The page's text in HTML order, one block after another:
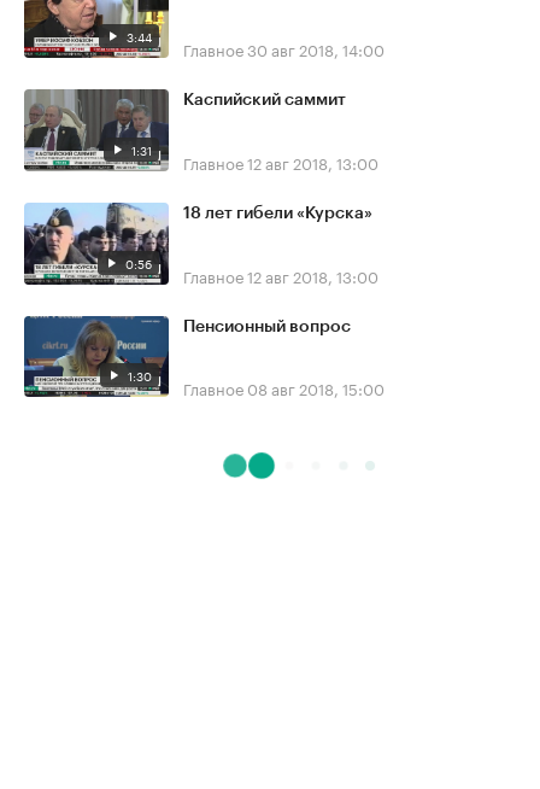
3:44 Главное30 авг 2018, 14:00
1:31
Каспийский саммит
Главное12 авг 2018, 13:00
0:56
18 лет гибели «Курска»
Главное12 авг 2018, 13:00
1:30
Пенсионный вопрос
Главное 08 авг 2018, 15:00